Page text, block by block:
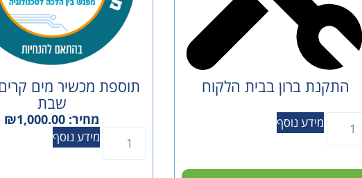
התקנת ברון בבית הלקוח
מידע נוסף
תוספת מכשיר מים
שבת
מחיר: ₪1,000.00
מידע נוסף